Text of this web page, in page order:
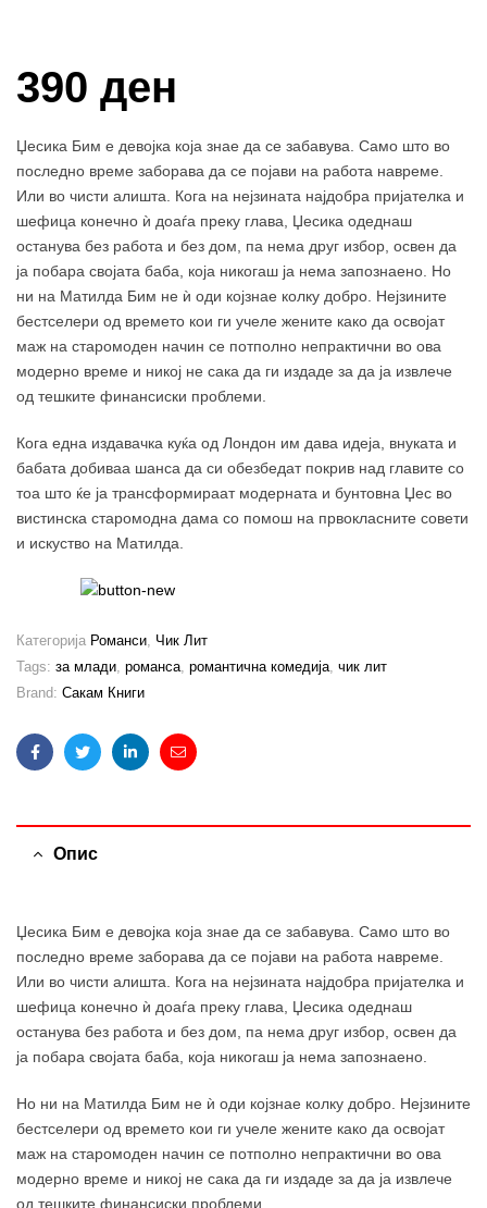
390 ден
Џесика Бим е девојка која знае да се забавува. Само што во
последно време заборава да се појави на работа навреме.
Или во чисти алишта. Кога на нејзината најдобра пријателка и
шефица конечно ѝ доаѓа преку глава, Џесика одеднаш
останува без работа и без дом, па нема друг избор, освен да
ја побара својата баба, која никогаш ја нема запознаено. Но
ни на Матилда Бим не ѝ оди којзнае колку добро. Нејзините
бестселери од времето кои ги учеле жените како да освојат
маж на старомоден начин се потполно непрактични во ова
модерно време и никој не сака да ги издаде за да ја извлече
од тешките финансиски проблеми.
Кога една издавачка куќа од Лондон им дава идеја, внуката и
бабата добиваа шанса да си обезбедат покрив над главите со
тоа што ќе ја трансформираат модерната и бунтовна Џес во
вистинска старомодна дама со помош на првокласните совети
и искуство на Матилда.
Категорија Романси Чик Лит
Tags: за млади романса романтична комедија чик лит
Brand: Сакам Книги
FacebookTwitterLinkedinEmail
Опис
Џесика Бим е девојка која знае да се забавува. Само што во
последно време заборава да се појави на работа навреме.
Или во чисти алишта. Кога на нејзината најдобра пријателка и
шефица конечно ѝ доаѓа преку глава, Џесика одеднаш
останува без работа и без дом, па нема друг избор, освен да
ја побара својата баба, која никогаш ја нема запознаено.
Но ни на Матилда Бим не ѝ оди којзнае колку добро. Нејзините
бестселери од времето кои ги учеле жените како да освојат
маж на старомоден начин се потполно непрактични во ова
модерно време и никој не сака да ги издаде за да ја извлече
од тешките финансиски проблеми.